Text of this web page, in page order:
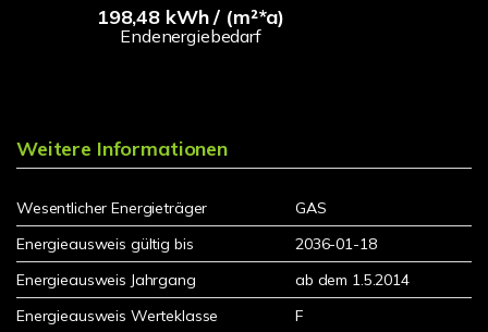
198,48 kWh / (m²*a)
Endenergiebedarf
Weitere Informationen
Wesentlicher Energieträger
GAS
Energieausweis gültig bis
2036-01-18
Energieausweis Jahrgang
ab dem 1.5.2014
Energieausweis Werteklasse
F